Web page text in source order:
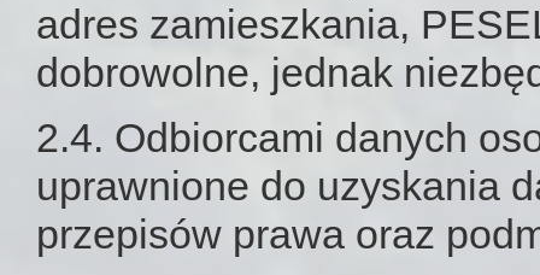
adres zamieszkania,
dobrowolne, jednak
2.4. Odbiorcami danych
uprawnione do uzyskania
przepisów prawa oraz